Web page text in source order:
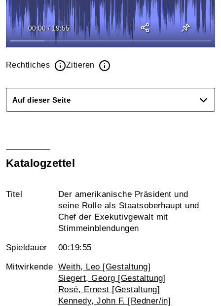
00:00 / 19:55
Rechtliches Zitieren
Auf dieser Seite
Katalogzettel
Titel
Der amerikanische Präsident und
seine Rolle als Staatsoberhaupt und
Chef der Exekutivgewalt mit
Stimmeinblendungen
Spieldauer 00:19:55
Mitwirkende Weith, Leo [Gestaltung]
Siegert, Georg [Gestaltung]
Rosé, Ernest [Gestaltung]
Kennedy, John F. [Redner/in]